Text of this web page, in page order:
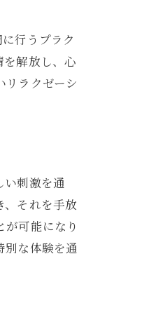
行うプラク
解放し、心
ラクゼーシ
刺激を通
、それを手放
可能になり
別な体験を通